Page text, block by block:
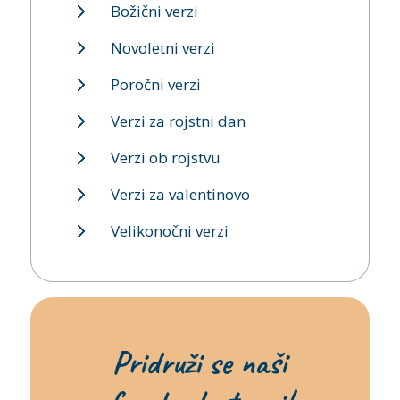
Božični verzi
Novoletni verzi
Poročni verzi
Verzi za rojstni dan
Verzi ob rojstvu
Verzi za valentinovo
Velikonočni verzi
Pridruži se naši